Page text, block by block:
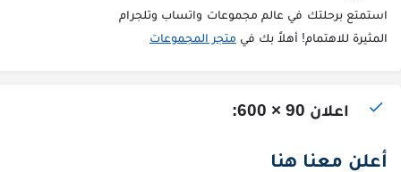
استمتع برحلتك في عالم مجموعات واتساب وتلجرام
المثيرة للاهتمام! أهلاً بك في متجر المجموعات
اعلان 90 × 600:
أعلن معنا هنا